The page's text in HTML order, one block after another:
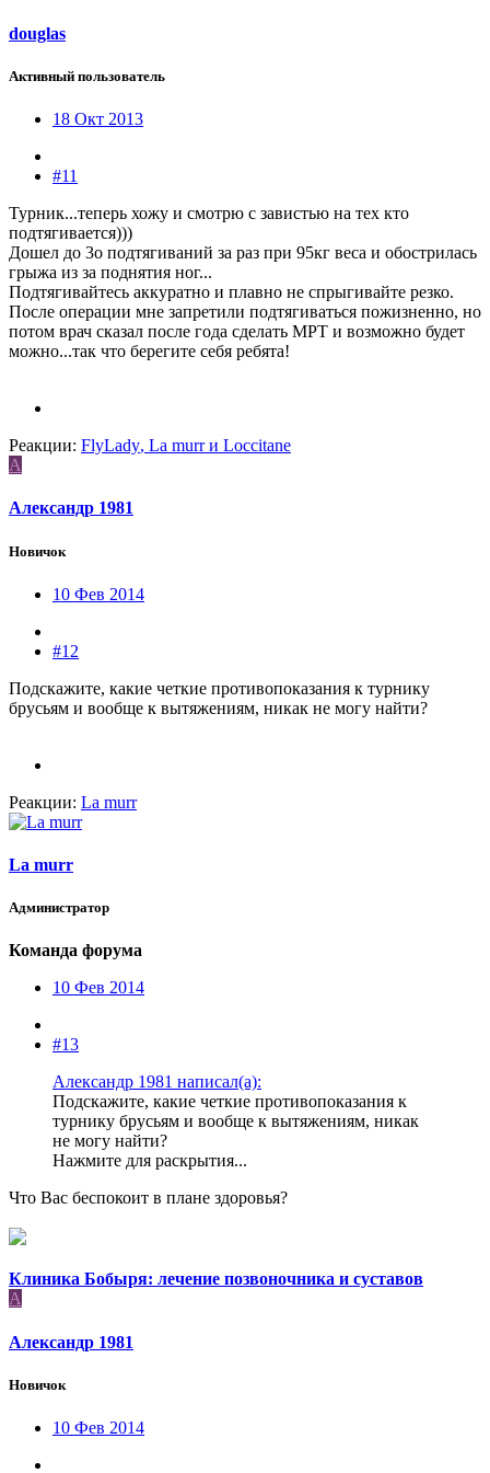
douglas
Активный пользователь
18 Окт 2013
#11
Турник...теперь хожу и смотрю с завистью на тех кто
подтягивается)))
Дошел до 3о подтягиваний за раз при 95кг веса и обострилась
грыжа из за поднятия ног...
Подтягивайтесь аккуратно и плавно не спрыгивайте резко.
После операции мне запретили подтягиваться пожизненно, но
потом врач сказал после года сделать МРТ и возможно будет
можно...так что берегите себя ребята!
Реакции: FlyLady, La murrи Loccitane
А
Александр 1981
Новичок
10 Фев 2014
#12
Подскажите, какие четкие противопоказания к турнику
брусьям и вообще к вытяжениям, никак не могу найти?
Реакции: La murr
La murr
Администратор
Команда форума
10 Фев 2014
#13
Александр 1981 написал(а):
Подскажите, какие четкие противопоказания к
турнику брусьям и вообще к вытяжениям, никак
не могу найти?
Нажмите для раскрытия...
Что Вас беспокоит в плане здоровья?
Клиника Бобыря: лечение позвоночника и суставов
А
Александр 1981
Новичок
10 Фев 2014